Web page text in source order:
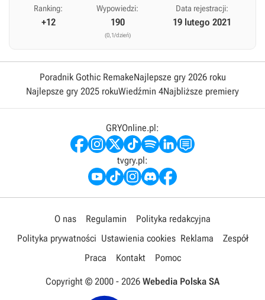
Ranking:
+12
Wypowiedzi:
190
(0,1/dzień)
Data rejestracji:
19 lutego 2021
Poradnik Gothic RemakeNajlepsze gry 2026 roku
Najlepsze gry 2025 rokuWiedźmin 4Najbliższe premiery
GRYOnline.pl:
tvgry.pl:
O nas Regulamin
Polityka redakcyjna
Polityka prywatności Ustawienia cookies Reklama
Zespół
Praca
Kontakt Pomoc
Copyright © 2000 - 2026 Webedia Polska SA